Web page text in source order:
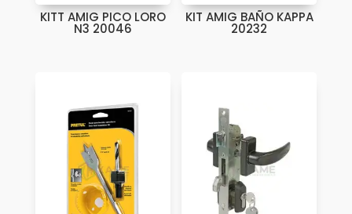
KITT AMIG PICO LORO
N3 20046
KIT AMIG BAÑO KAPPA
20232